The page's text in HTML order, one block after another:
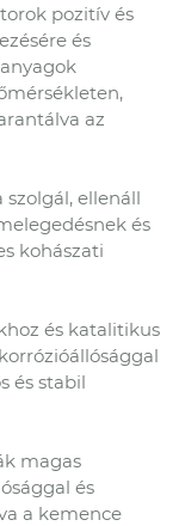
pozitív és
és
az
szolgál, ellenáll
és
kohászati
és katalitikus
és stabil
magas
és
a kemence